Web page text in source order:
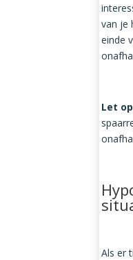
van je
einde
Let
Als er